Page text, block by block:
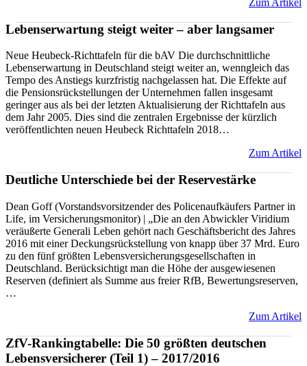
Zum Artikel
Lebenserwartung steigt weiter – aber langsamer
Neue Heubeck-Richttafeln für die bAV Die durchschnittliche
Lebenserwartung in Deutschland steigt weiter an, wenngleich das
Tempo des Anstiegs kurzfristig nachgelassen hat. Die Effekte auf
die Pensionsrückstellungen der Unternehmen fallen insgesamt
geringer aus als bei der letzten Aktualisierung der Richttafeln aus
dem Jahr 2005. Dies sind die zentralen Ergebnisse der kürzlich
veröffentlichten neuen Heubeck Richttafeln 2018…
Zum Artikel
Deutliche Unterschiede bei der Reservestärke
Dean Goff (Vorstandsvorsitzender des Policenaufkäufers Partner in
Life, im Versicherungsmonitor) | „Die an den Abwickler Viridium
veräußerte Generali Leben gehört nach Geschäftsbericht des Jahres
2016 mit einer Deckungsrückstellung von knapp über 37 Mrd. Euro
zu den fünf größten Lebensversicherungsgesellschaften in
Deutschland. Berücksichtigt man die Höhe der ausgewiesenen
Reserven (definiert als Summe aus freier RfB, Bewertungsreserven,
…
Zum Artikel
ZfV-Rankingtabelle: Die 50 größten deutschen
Lebensversicherer (Teil 1) – 2017/2016